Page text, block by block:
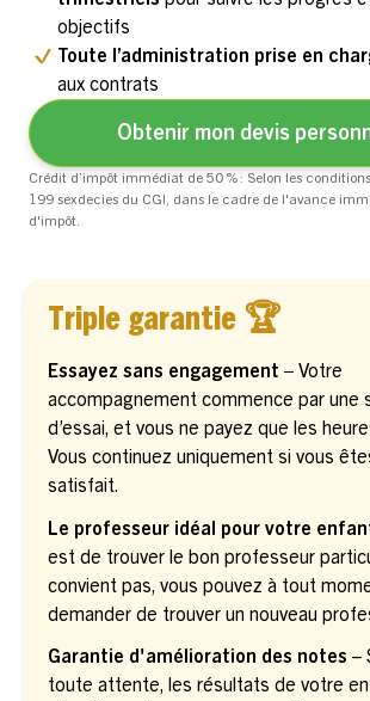
objectifs
Toute l’administration prise en
aux contrats
Obtenir mon devis
Crédit d’impôt immédiat de 50 % : Selon les
199 sexdecies du CGI, dans le cadre de l'avance
d'impôt.
Triple garantie 🏆
Essayez sans engagement – Votre
accompagnement commence par une
d’essai, et vous ne payez que les
Vous continuez uniquement si vous
satisfait.
Le professeur idéal pour votre
est de trouver le bon professeur
convient pas, vous pouvez à tout
demander de trouver un nouveau
Garantie d'amélioration des notes –
toute attente, les résultats de votre